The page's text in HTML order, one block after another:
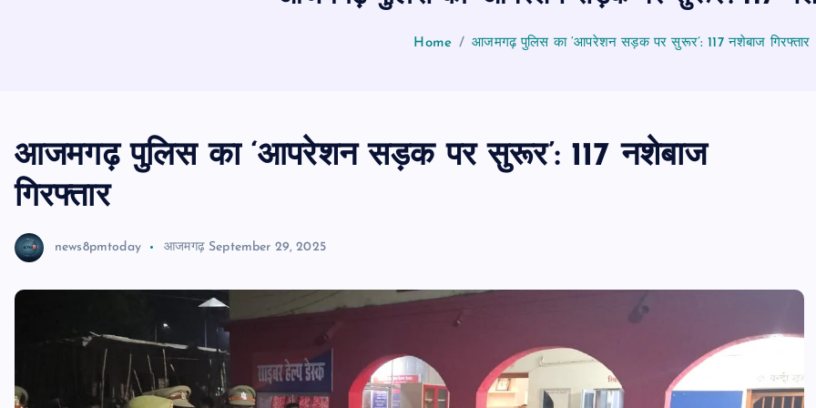
Home आजमगढ़ पुलिस का ‘आपरेशन सड़क पर सुरूर’: 117 नशेबाज गिरफ्तार
आजमगढ़ पुलिस का ‘आपरेशन सड़क पर सुरूर’: 117 नशेबाज
गिरफ्तार
news8pmtoday आजमगढ़ September 29, 2025